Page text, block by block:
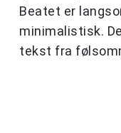
Beatet er
minimalistisk.
tekst fra